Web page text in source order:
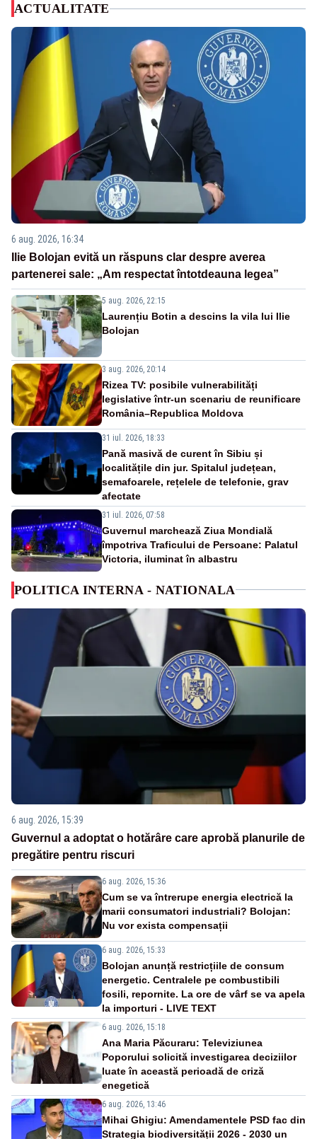
ACTUALITATE
6 aug. 2026, 16:34
Ilie Bolojan evită un răspuns clar despre averea
partenerei sale: „Am respectat întotdeauna legea”
5 aug. 2026, 22:15
Laurențiu Botin a descins la vila lui Ilie
Bolojan
3 aug. 2026, 20:14
Rizea TV: posibile vulnerabilități
legislative într-un scenariu de reunificare
România–Republica Moldova
31 iul. 2026, 18:33
Pană masivă de curent în Sibiu și
localitățile din jur. Spitalul județean,
semafoarele, rețelele de telefonie, grav
afectate
31 iul. 2026, 07:58
Guvernul marchează Ziua Mondială
împotriva Traficului de Persoane: Palatul
Victoria, iluminat în albastru
POLITICA INTERNA - NATIONALA
6 aug. 2026, 15:39
Guvernul a adoptat o hotărâre care aprobă planurile de
pregătire pentru riscuri
6 aug. 2026, 15:36
Cum se va întrerupe energia electrică la
marii consumatori industriali? Bolojan:
Nu vor exista compensații
6 aug. 2026, 15:33
Bolojan anunță restricțiile de consum
energetic. Centralele pe combustibili
fosili, repornite. La ore de vârf se va apela
la importuri - LIVE TEXT
6 aug. 2026, 15:18
Ana Maria Păcuraru: Televiziunea
Poporului solicită investigarea deciziilor
luate în această perioadă de criză
enegetică
6 aug. 2026, 13:46
Mihai Ghigiu: Amendamentele PSD fac din
Strategia biodiversității 2026 - 2030 un